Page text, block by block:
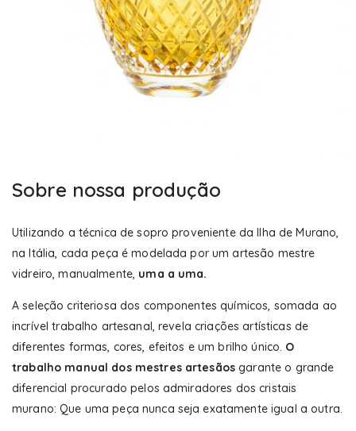
Sobre nossa produção
Utilizando a técnica de sopro proveniente da Ilha de Murano,
na Itália, cada peça é modelada por um artesão mestre
vidreiro, manualmente, uma a uma.
A seleção criteriosa dos componentes químicos, somada ao
incrível trabalho artesanal, revela criações artísticas de
diferentes formas, cores, efeitos e um brilho único. O
trabalho manual dos mestres artesãos garante o grande
diferencial procurado pelos admiradores dos cristais
murano: Que uma peça nunca seja exatamente igual a outra.